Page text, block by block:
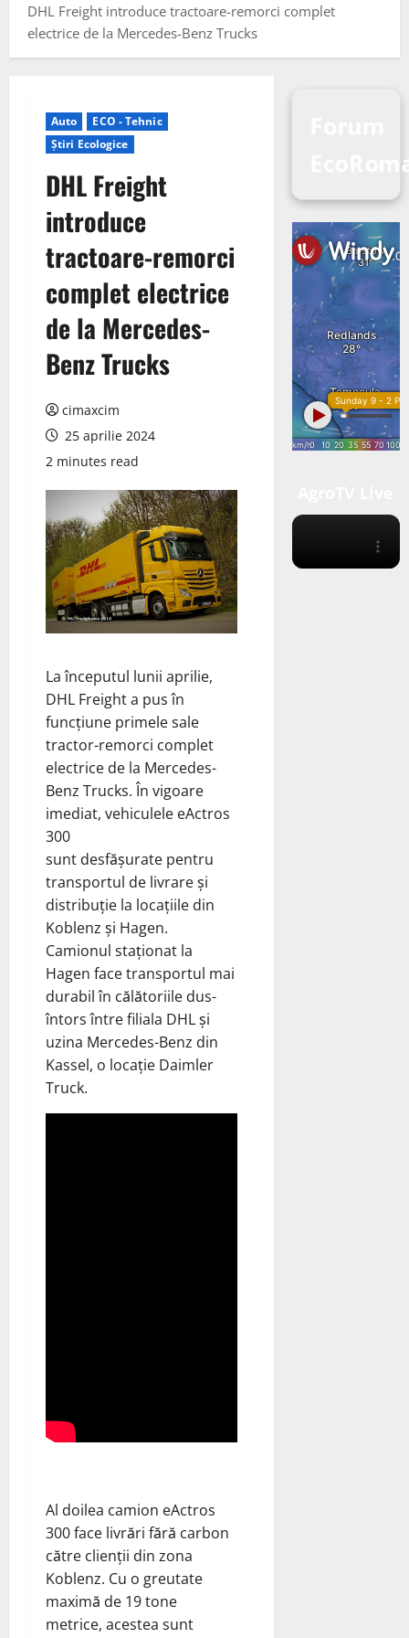
DHL Freight introduce tractoare-remorci complet
electrice de la Mercedes-Benz Trucks
Auto
ECO - Tehnic
Știri Ecologice
DHL Freight
introduce
tractoare-remorci
complet electrice
de la Mercedes-
Benz Trucks
cimaxcim
25 aprilie 2024
2 minutes read
La începutul lunii aprilie,
DHL Freight a pus în
funcțiune primele sale
tractor-remorci complet
electrice de la Mercedes-
Benz Trucks. În vigoare
imediat, vehiculele eActros
300
sunt desfășurate pentru
transportul de livrare și
distribuție la locațiile din
Koblenz și Hagen.
Camionul staționat la
Hagen face transportul mai
durabil în călătoriile dus-
întors între filiala DHL și
uzina Mercedes-Benz din
Kassel, o locație Daimler
Truck.
Al doilea camion eActros
300 face livrări fără carbon
către clienții din zona
Koblenz. Cu o greutate
maximă de 19 tone
metrice, acestea sunt